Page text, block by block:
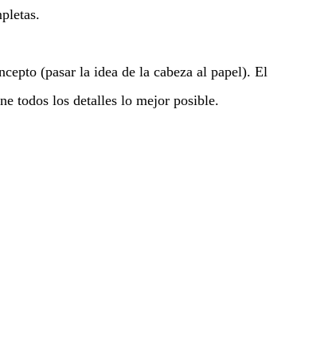
(pasar la idea de la cabeza al papel). El
todos los detalles lo mejor posible.